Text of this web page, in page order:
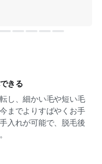
きる
し、細かい毛や短い毛
までよりすばやくお手
入れが可能で、脱毛後